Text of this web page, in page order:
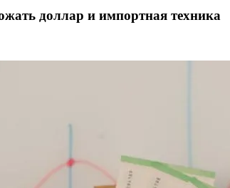
доллар и импортная техника